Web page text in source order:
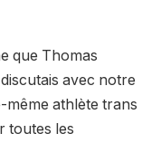
que Thomas
avec notre
même athlète trans
toutes les